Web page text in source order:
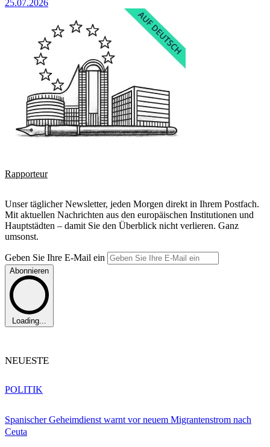
25.07.2026
Rapporteur
Unser täglicher Newsletter, jeden Morgen direkt in Ihrem Postfach.
Mit aktuellen Nachrichten aus den europäischen Institutionen und
Hauptstädten – damit Sie den Überblick nicht verlieren. Ganz
umsonst.
Geben Sie Ihre E-Mail ein
Abonnieren
Loading...
NEUESTE
Spanischer Geheimdienst warnt vor neuem Migrantenstrom nach
Ceuta
POLITIK